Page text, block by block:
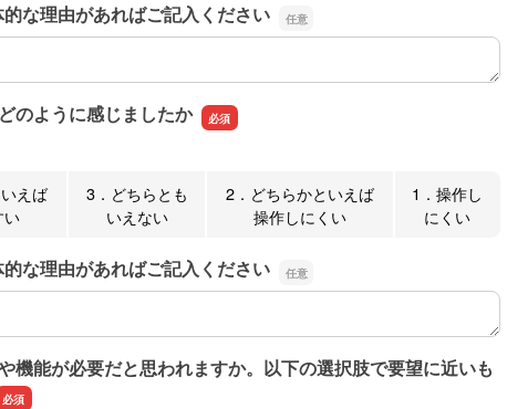
な理由があればご記入ください
な理由があればご記入ください
のように感じましたか
えば
い
3．どちらとも
いえない
2．どちらかといえば
操作しにくい
1．操作し
にくい
な理由があればご記入ください
な理由があればご記入ください
機能が必要だと思われますか。以下の選択肢で要望に近いも